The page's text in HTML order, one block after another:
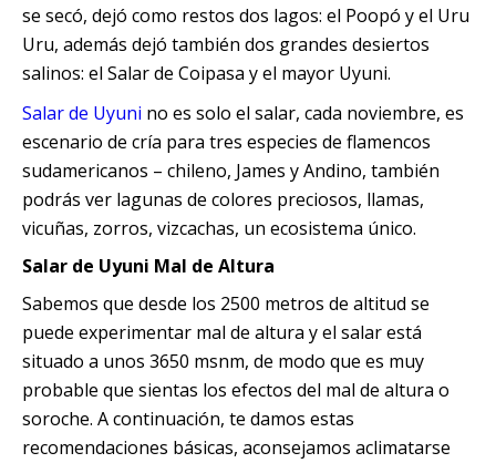
Machu Picchu
Quillabamba
Salkantay
Tambopata
se secó, dejó como restos dos lagos: el Poopó y el Uru
Uru, además dejó también dos grandes desiertos
salinos: el Salar de Coipasa y el mayor Uyuni.
Salar de Uyuni no es solo el salar, cada noviembre, es
escenario de cría para tres especies de flamencos
sudamericanos – chileno, James y Andino, también
podrás ver lagunas de colores preciosos, llamas,
vicuñas, zorros, vizcachas, un ecosistema único.
Salar de Uyuni Mal de Altura
Sabemos que desde los 2500 metros de altitud se
puede experimentar mal de altura y el salar está
situado a unos 3650 msnm, de modo que es muy
probable que sientas los efectos del mal de altura o
soroche. A continuación, te damos estas
recomendaciones básicas, aconsejamos aclimatarse